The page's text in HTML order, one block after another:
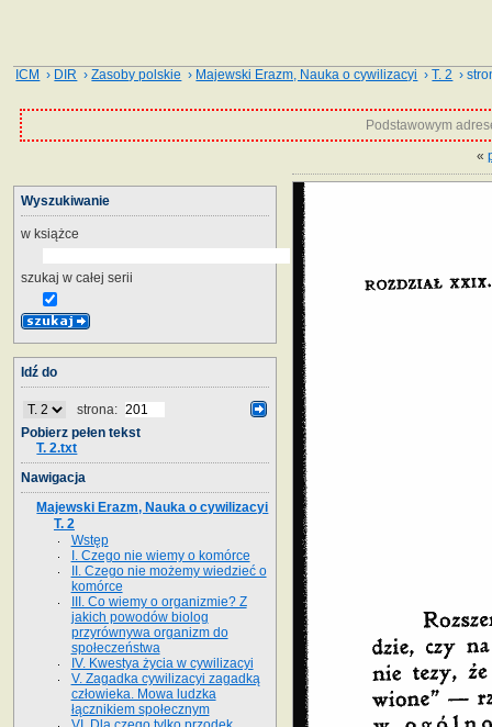
ICM › DIR ›Zasoby polskie › Majewski Erazm, Nauka o cywilizacyi ›T. 2 ›
Podstawowym
«
Wyszukiwanie
w książce
szukaj w całej serii
Idź do
strona:
Pobierz pełen tekst
T. 2.txt
Nawigacja
Majewski Erazm, Nauka o cywilizacyi
T. 2
Wstęp
I. Czego nie wiemy o komórce
II. Czego nie możemy wiedzieć o
komórce
III. Co wiemy o organizmie? Z
jakich powodów biolog
przyrównywa organizm do
społeczeństwa
IV. Kwestya życia w cywilizacyi
V. Zagadka cywilizacyi zagadką
człowieka. Mowa ludzka
łącznikiem społecznym